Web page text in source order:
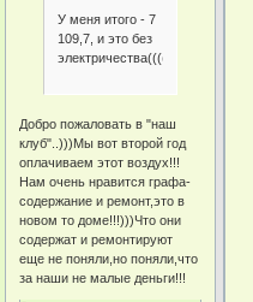
У меня итого - 7
109,7, и это без
электричества((((
Добро пожаловать в "наш
клуб"..)))Мы вот второй год
оплачиваем этот воздух!!!
Нам очень нравится графа-
содержание и ремонт,это в
новом то доме!!!)))Что они
содержат и ремонтируют
еще не поняли,но поняли,что
за наши не малые деньги!!!